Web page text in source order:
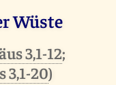
Wüste
3,1-12;
3,1-20)